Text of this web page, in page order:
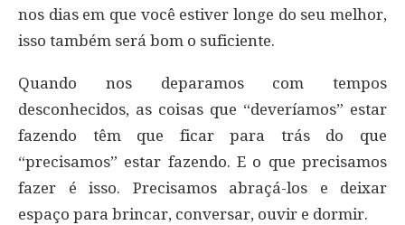
nos dias em que você estiver longe do seu melhor,
isso também será bom o suficiente.
Quando nos deparamos com tempos
desconhecidos, as coisas que “deveríamos” estar
fazendo têm que ficar para trás do que
“precisamos” estar fazendo. E o que precisamos
fazer é isso. Precisamos abraçá-los e deixar
espaço para brincar, conversar, ouvir e dormir.